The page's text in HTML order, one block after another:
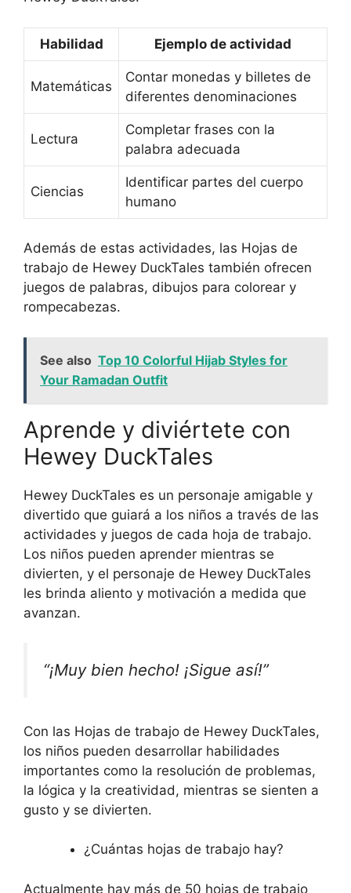
Habilidad Ejemplo de actividad
Matemáticas
Contar monedas y billetes de
diferentes denominaciones
Lectura
Completar frases con la
palabra adecuada
Ciencias
Identificar partes del cuerpo
humano
Además de estas actividades, las Hojas de
trabajo de Hewey DuckTales también ofrecen
juegos de palabras, dibujos para colorear y
rompecabezas.
See also Top 10 Colorful Hijab Styles for
Your Ramadan Outfit
Aprende y diviértete con
Hewey DuckTales
Hewey DuckTales es un personaje amigable y
divertido que guiará a los niños a través de las
actividades y juegos de cada hoja de trabajo.
Los niños pueden aprender mientras se
divierten, y el personaje de Hewey DuckTales
les brinda aliento y motivación a medida que
avanzan.
“¡Muy bien hecho! ¡Sigue así!”
Con las Hojas de trabajo de Hewey DuckTales,
los niños pueden desarrollar habilidades
importantes como la resolución de problemas,
la lógica y la creatividad, mientras se sienten a
gusto y se divierten.
¿Cuántas hojas de trabajo hay?
Actualmente hay más de 50 hojas de trabajo